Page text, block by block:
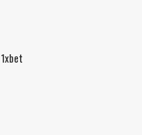
1xbet